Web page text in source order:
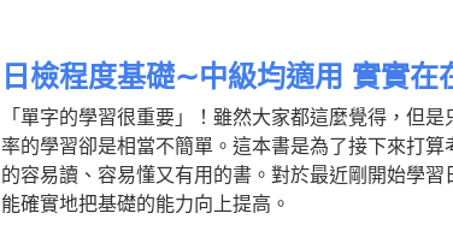
日檢程度基礎∼中級均適用 實實在
「單字的學習很重要」！雖然大家都這麼覺得，但
率的學習卻是相當不簡單。這本書是為了接下來打
的容易讀、容易懂又有用的書。對於最近剛開始學
能確實地把基礎的能力向上提高。